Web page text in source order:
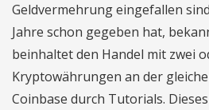
Geldvermehrung eingefallen
Jahre schon gegeben hat,
beinhaltet den Handel mit zwei
Kryptowährungen an der
Coinbase durch Tutorials.